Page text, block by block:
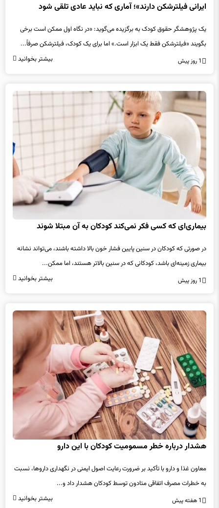
یک پژوهشگر حقوق کودک به برگزیده می‌گوید: «در نگاه اول ممکن است برخی
بگویند «فیلترشکن فقط یک ابزار است.» اما برای یک کودک، فیلترشکن صرفاً...
1 روز پیش بیشتر بخوانید
بیماری‌ای که کسی فکر نمی‌کند کودکان به آن مبتلا شوند
بیماری زمینه‌ای باشد، کودکانی که در سنین بالاتر هستند، اما ممکن...
1 روز پیش بیشتر بخوانید
هشدار درباره خطر مسمومیت کودکان با این دارو
معاون غذا و دارو با تأکید بر ضرورت رعایت اصول ایمنی در نگهداری داروها، نسبت
به خطرات مصرف اتفاقی متادون توسط کودکان هشدار داد و...
1 هفته پیش